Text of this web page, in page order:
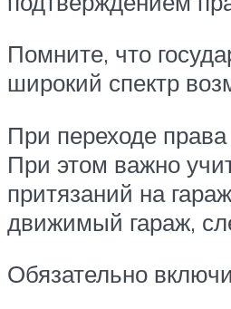
Помните, что
широкий спектр
При переходе
При этом важно
притязаний на
движимый гараж,
Обязательно